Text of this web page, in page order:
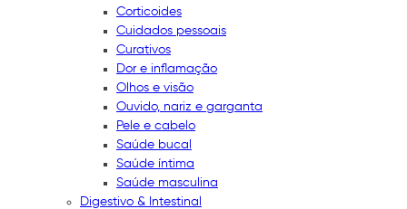
Corticoides
Cuidados pessoais
Curativos
Dor e inflamação
Olhos e visão
Ouvido, nariz e garganta
Pele e cabelo
Saúde bucal
Saúde íntima
Saúde masculina
Digestivo & Intestinal